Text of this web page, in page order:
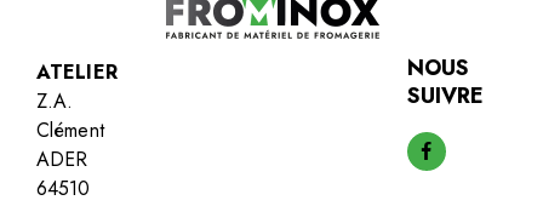
ATELIER
Z.A.
Clément
ADER
64510
NOUS
SUIVRE